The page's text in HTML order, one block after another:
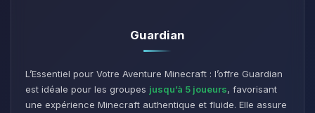
Guardian
L’Essentiel pour Votre Aventure Minecraft : l’offre Guardian
est idéale pour les groupes jusqu’à 5 joueurs, favorisant
une expérience Minecraft authentique et fluide. Elle assure